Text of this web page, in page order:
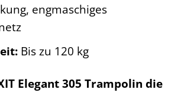
engmaschiges
Bis zu 120 kg
Elegant 305 Trampolin die